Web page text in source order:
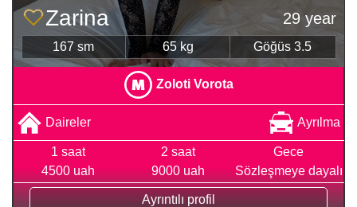
Zarina 29 year
167 sm 65 kg Göğüs 3.5
Zoloti Vorota
Daireler Ayrılma
1 saat
4500 uah
2 saat
9000 uah
Gece
Sözleşmeye dayalı
Ayrıntılı profil